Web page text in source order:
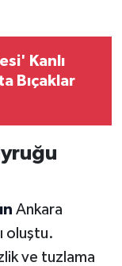
Kanlı
Bıçaklar
Ankara
oluştu.
ve tuzlama